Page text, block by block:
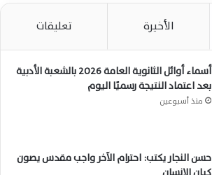
الأخيرة تعليقات
أسماء أوائل الثانوية العامة 2026 بالشعبة الأدبية
بعد اعتماد النتيجة رسميًا اليوم
منذ أسبوعين
حسن النجار يكتب: احترام الآخر واجب مقدس يصون